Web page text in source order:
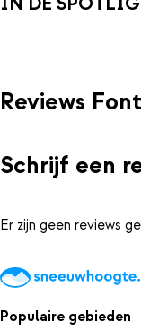
Reviews
Schrijf een
Er zijn geen reviews
Populaire gebieden